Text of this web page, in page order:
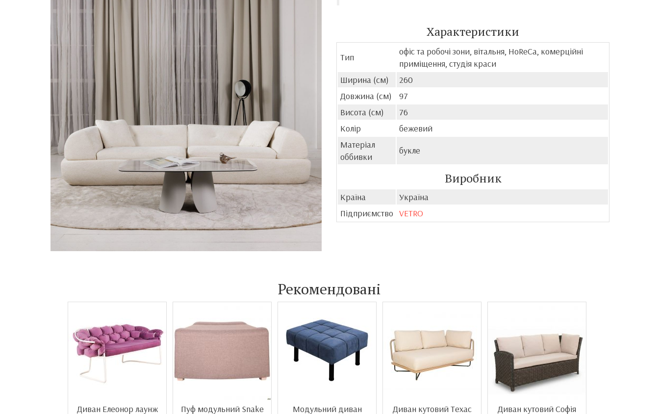
Характеристики
Тип
офіс та робочі зони, вітальня, HoReCa, комерційні
приміщення, студія краси
Ширина (см)
260
Довжина (см)
97
Висота (см)
76
Колір
бежевий
Матеріал
оббивки
букле
Виробник
Країна
Україна
Підприємство VETRO
Рекомендовані
Диван Елеонор лаунж Пуф модульний Snake Модульний диван Диван кутовий Техас Диван кутовий Софія